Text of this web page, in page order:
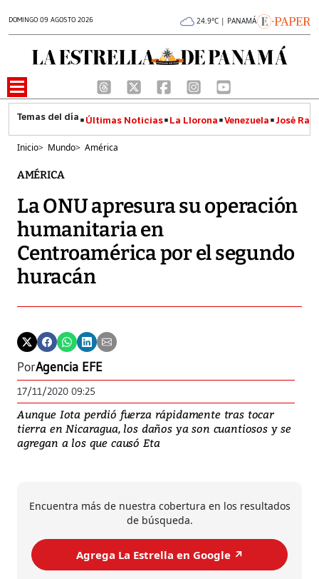
DOMINGO 09 AGOSTO 2026 24.9°C | PANAMÁ
Últimas Noticias La Llorona Venezuela José
Inicio> Mundo> América
AMÉRICA
La ONU apresura su operación
humanitaria en
Centroamérica por el segundo
huracán
PorAgencia EFE
17/11/2020 09:25
Aunque Iota perdió fuerza rápidamente tras tocar
tierra en Nicaragua, los daños ya son cuantiosos y se
agregan a los que causó Eta
Encuentra más de nuestra cobertura en los resultados
de búsqueda.
Agrega La Estrella en Google ↗️